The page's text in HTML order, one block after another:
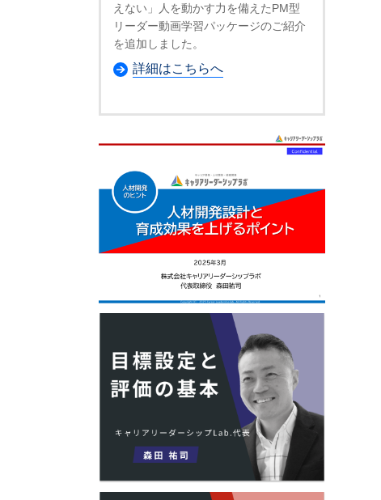
えない」人を動かす力を備えたPM型
リーダー動画学習パッケージのご紹介
を追加しました。
詳細はこちらへ